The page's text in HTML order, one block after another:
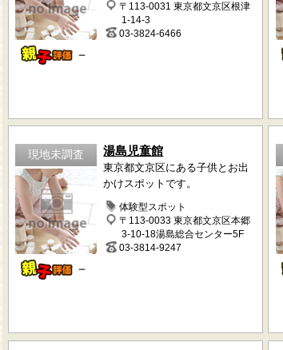
－
〒113-0031 東京都文京区根津
1-14-3
03-3824-6466
現地未調査
－
湯島児童館
東京都文京区にある子供とお出
かけスポットです。
体験型スポット
〒113-0033 東京都文京区本郷
3-10-18湯島総合センター5F
03-3814-9247